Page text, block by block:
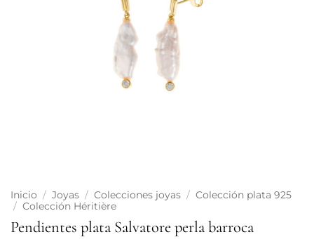
Inicio / Joyas / Colecciones joyas / Colección plata 925
/ Colección Héritière
Pendientes plata Salvatore perla barroca